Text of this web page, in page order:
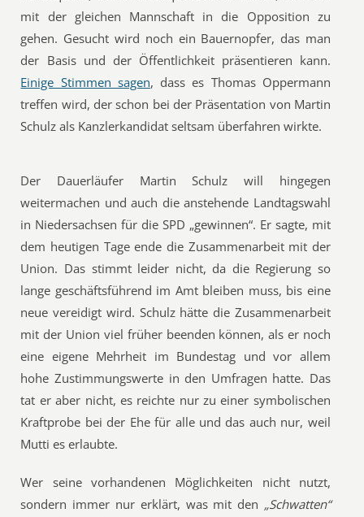
mit der gleichen Mannschaft in die Opposition zu
gehen. Gesucht wird noch ein Bauernopfer, das man
der Basis und der Öffentlichkeit präsentieren kann.
Einige Stimmen sagen, dass es Thomas Oppermann
treffen wird, der schon bei der Präsentation von Martin
Schulz als Kanzlerkandidat seltsam überfahren wirkte.
Der Dauerläufer Martin Schulz will hingegen
weitermachen und auch die anstehende Landtagswahl
in Niedersachsen für die SPD „gewinnen“. Er sagte, mit
dem heutigen Tage ende die Zusammenarbeit mit der
Union. Das stimmt leider nicht, da die Regierung so
lange geschäftsführend im Amt bleiben muss, bis eine
neue vereidigt wird. Schulz hätte die Zusammenarbeit
mit der Union viel früher beenden können, als er noch
eine eigene Mehrheit im Bundestag und vor allem
hohe Zustimmungswerte in den Umfragen hatte. Das
tat er aber nicht, es reichte nur zu einer symbolischen
Kraftprobe bei der Ehe für alle und das auch nur, weil
Mutti es erlaubte.
Wer seine vorhandenen Möglichkeiten nicht nutzt,
sondern immer nur erklärt, was mit den „Schwatten“